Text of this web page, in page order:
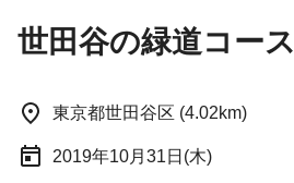
世田谷の緑道コース
東京都世田谷区 (4.02km)
2019年10月31日(木)